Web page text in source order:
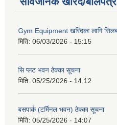
Gym Equipment खरिदका लागि
मिति: 06/03/2026 - 15:15
सि प्लट भवन ठेक्का सूचना
मिति: 05/25/2026 - 14:12
बसपार्क (टर्मिनल भवन) ठेक्का सूचना
मिति: 05/25/2026 - 14:07